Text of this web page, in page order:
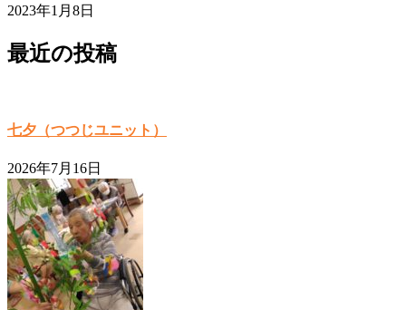
2023年1月8日
最近の投稿
七夕（つつじユニット）
2026年7月16日